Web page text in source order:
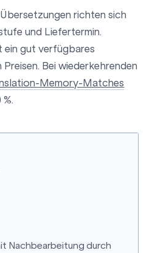
richten sich
und Liefertermin.
gut verfügbares
Bei wiederkehrenden
Memory-Matches
Nachbearbeitung durch